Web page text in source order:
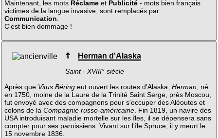
Maintenant, les mots Réclameet Publicité- mots bien français
victimes de la langue invasive, sont remplacés par
Communication
C'est bien dommage !
☦ Herman d'Alaska
Saint - XVIII° siècle
Après que Vitus Béringeut ouvert les routes d'Alaska, Herman , né
en 1750, moine de la Laure de la Trinité Saint Serge, près Moscou,
fut envoyé avec des compagnons pour s'occuper des Aléoutes et
colons de la Compagnie russo-américaine. Fin 1819, un navire des
USA introduisant maladie mortelle sur les îles, il se dépensera sans
compter pour ses paroissiens. Vivant sur l'île Spruce, il y meurt le
15 novembre 1836.